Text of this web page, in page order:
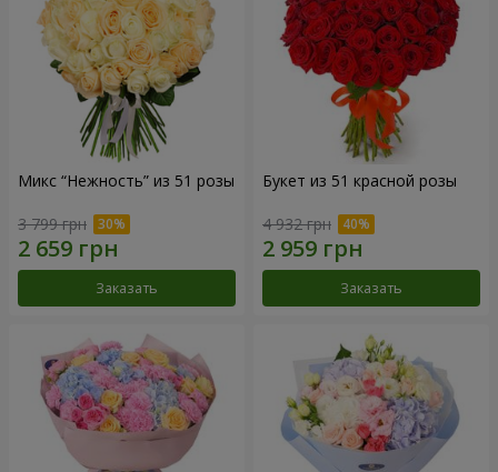
Микс “Нежность” из 51 розы
3 799 грн
Заказать
Букет из 51 красной розы
4 932 грн
Заказать